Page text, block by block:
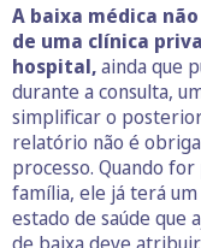
A baixa médica
de uma clínica
hospital,ainda que
durante a consulta,
simplificar o
relatório não é
processo. Quando
família, ele já terá
estado de saúde que